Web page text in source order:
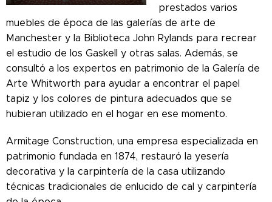
prestados varios
muebles de época de las galerías de arte de
Manchester y la Biblioteca John Rylands para recrear
el estudio de los Gaskell y otras salas. Además, se
consultó a los expertos en patrimonio de la Galería de
Arte Whitworth para ayudar a encontrar el papel
tapiz y los colores de pintura adecuados que se
hubieran utilizado en el hogar en ese momento.
Armitage Construction, una empresa especializada en
patrimonio fundada en 1874, restauró la yesería
decorativa y la carpintería de la casa utilizando
técnicas tradicionales de enlucido de cal y carpintería